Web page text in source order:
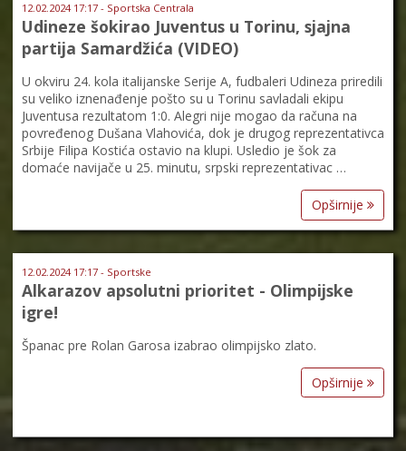
12.02.2024 17:17 - Sportska Centrala
Udineze šokirao Juventus u Torinu, sjajna
partija Samardžića (VIDEO)
U okviru 24. kola italijanske Serije A, fudbaleri Udineza priredili
su veliko iznenađenje pošto su u Torinu savladali ekipu
Juventusa rezultatom 1:0. Alegri nije mogao da računa na
povređenog Dušana Vlahovića, dok je drugog reprezentativca
Srbije Filipa Kostića ostavio na klupi. Usledio je šok za
domaće navijače u 25. minutu, srpski reprezentativac …
Opširnije
12.02.2024 17:17 - Sportske
Alkarazov apsolutni prioritet - Olimpijske
igre!
Španac pre Rolan Garosa izabrao olimpijsko zlato.
Opširnije